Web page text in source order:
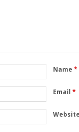
Name *
Email *
Website